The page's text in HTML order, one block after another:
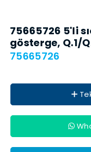
75665726 5'li
gösterge, Q.1/
75665726